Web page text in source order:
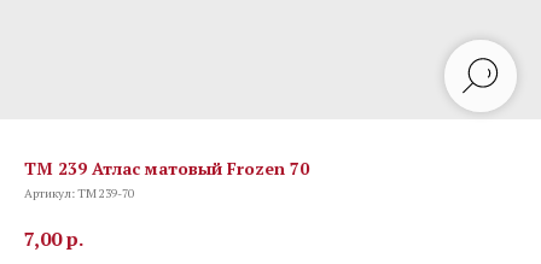
TM 239 Атлас матовый Frozen 70
Артикул:TM 239-70
7,00р.